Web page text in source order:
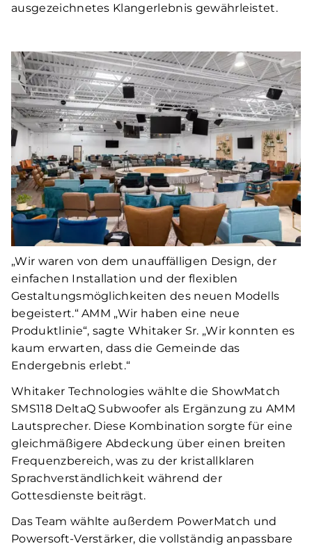
ausgezeichnetes Klangerlebnis gewährleistet.
„Wir waren von dem unauffälligen Design, der
einfachen Installation und der flexiblen
Gestaltungsmöglichkeiten des neuen Modells
begeistert.“ AMM „Wir haben eine neue
Produktlinie“, sagte Whitaker Sr. „Wir konnten es
kaum erwarten, dass die Gemeinde das
Endergebnis erlebt.“
Whitaker Technologies wählte die ShowMatch
SMS118 DeltaQ Subwoofer als Ergänzung zu AMM
Lautsprecher. Diese Kombination sorgte für eine
gleichmäßigere Abdeckung über einen breiten
Frequenzbereich, was zu der kristallklaren
Sprachverständlichkeit während der
Gottesdienste beiträgt.
Das Team wählte außerdem PowerMatch und
Powersoft-Verstärker, die vollständig anpassbare